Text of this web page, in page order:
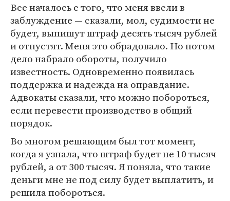
Все началось с того, что меня ввели в
заблуждение — сказали, мол, судимости не
будет, выпишут штраф десять тысяч рублей
и отпустят. Меня это обрадовало. Но потом
дело набрало обороты, получило
известность. Одновременно появилась
поддержка и надежда на оправдание.
Адвокаты сказали, что можно побороться,
если перевести производство в общий
порядок.
Во многом решающим был тот момент,
когда я узнала, что штраф будет не 10 тысяч
рублей, а от 300 тысяч. Я поняла, что такие
деньги мне не под силу будет выплатить, и
решила побороться.